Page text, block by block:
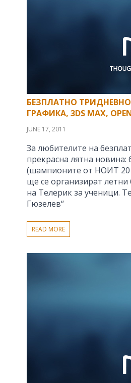
БЕЗПЛАТНО
ГРАФИКА, 3DS MAX,
JUNE 17, 2011
За любителите на
прекрасна лятна новина:
(шампионите от НОИТ
ще се организират
на Телерик за ученици.
Гюзелев“
READ MORE